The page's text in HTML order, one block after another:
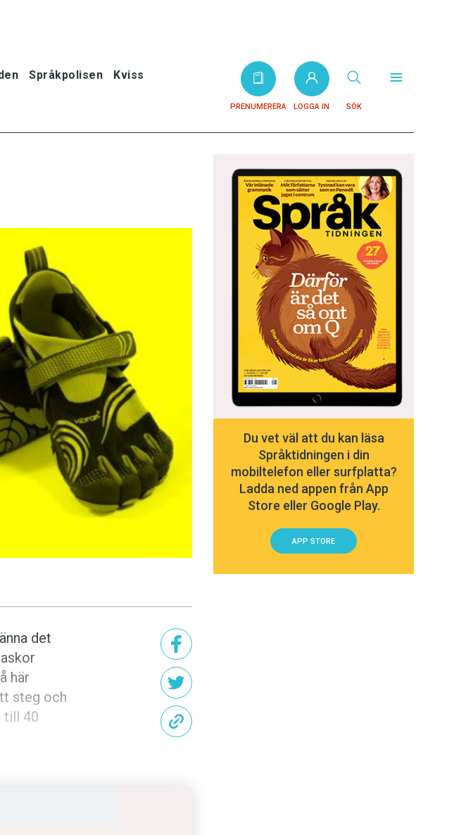
Språkpolisen Kviss
PRENUMERERA LOGGA IN SÖK
det
här
steg och
till 40
Du vet väl att du kan läsa
Språktidningen i din
mobiltelefon eller surfplatta?
Ladda ned appen från App
Store eller Google Play.
APP STORE